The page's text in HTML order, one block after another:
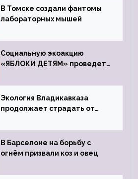
В Томске создали фантомы
лабораторных мышей
Социальную экоакцию
«ЯБЛОКИ ДЕТЯМ» проведет
Экология Владикавказа
продолжает страдать от
В Барселоне на борьбу с
огнём призвали коз и овец